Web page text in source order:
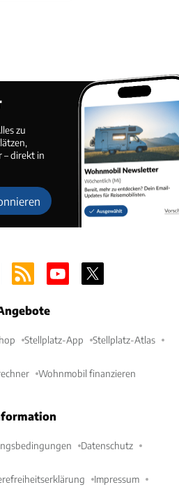
zu
– direkt in
Stellplatz-App Stellplatz-Atlas
Wohnmobil finanzieren
Datenschutz
Impressum